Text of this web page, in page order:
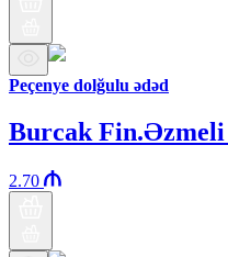
Peçenye dolğulu ədəd
Burcak
2.70